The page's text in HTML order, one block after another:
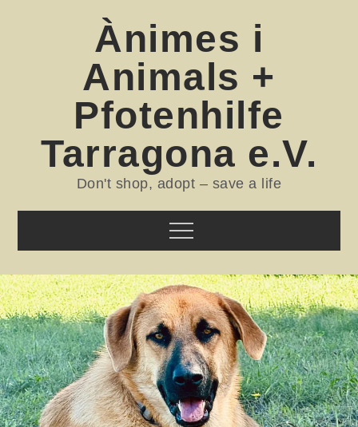
Ànimes i
Animals +
Pfotenhilfe
Tarragona e.V.
Don't shop, adopt – save a life
Menu